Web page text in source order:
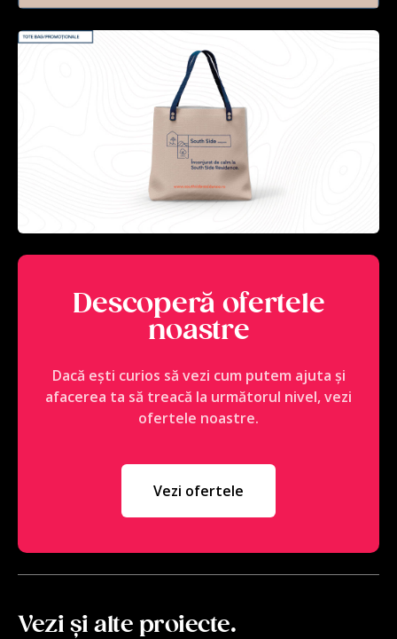
Descoperă ofertele
noastre
Dacă ești curios să vezi cum putem ajuta și
afacerea ta să treacă la următorul nivel, vezi
ofertele noastre.
Vezi ofertele
Vezi și alte proiecte.